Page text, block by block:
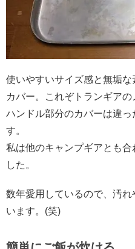
使いやすいサイズ感と無垢
カバー。これぞトランギアの
ハンドル部分のカバーは違
す。
私は他のキャンプギアとも
した。
数年愛用しているので、汚
います。(笑)